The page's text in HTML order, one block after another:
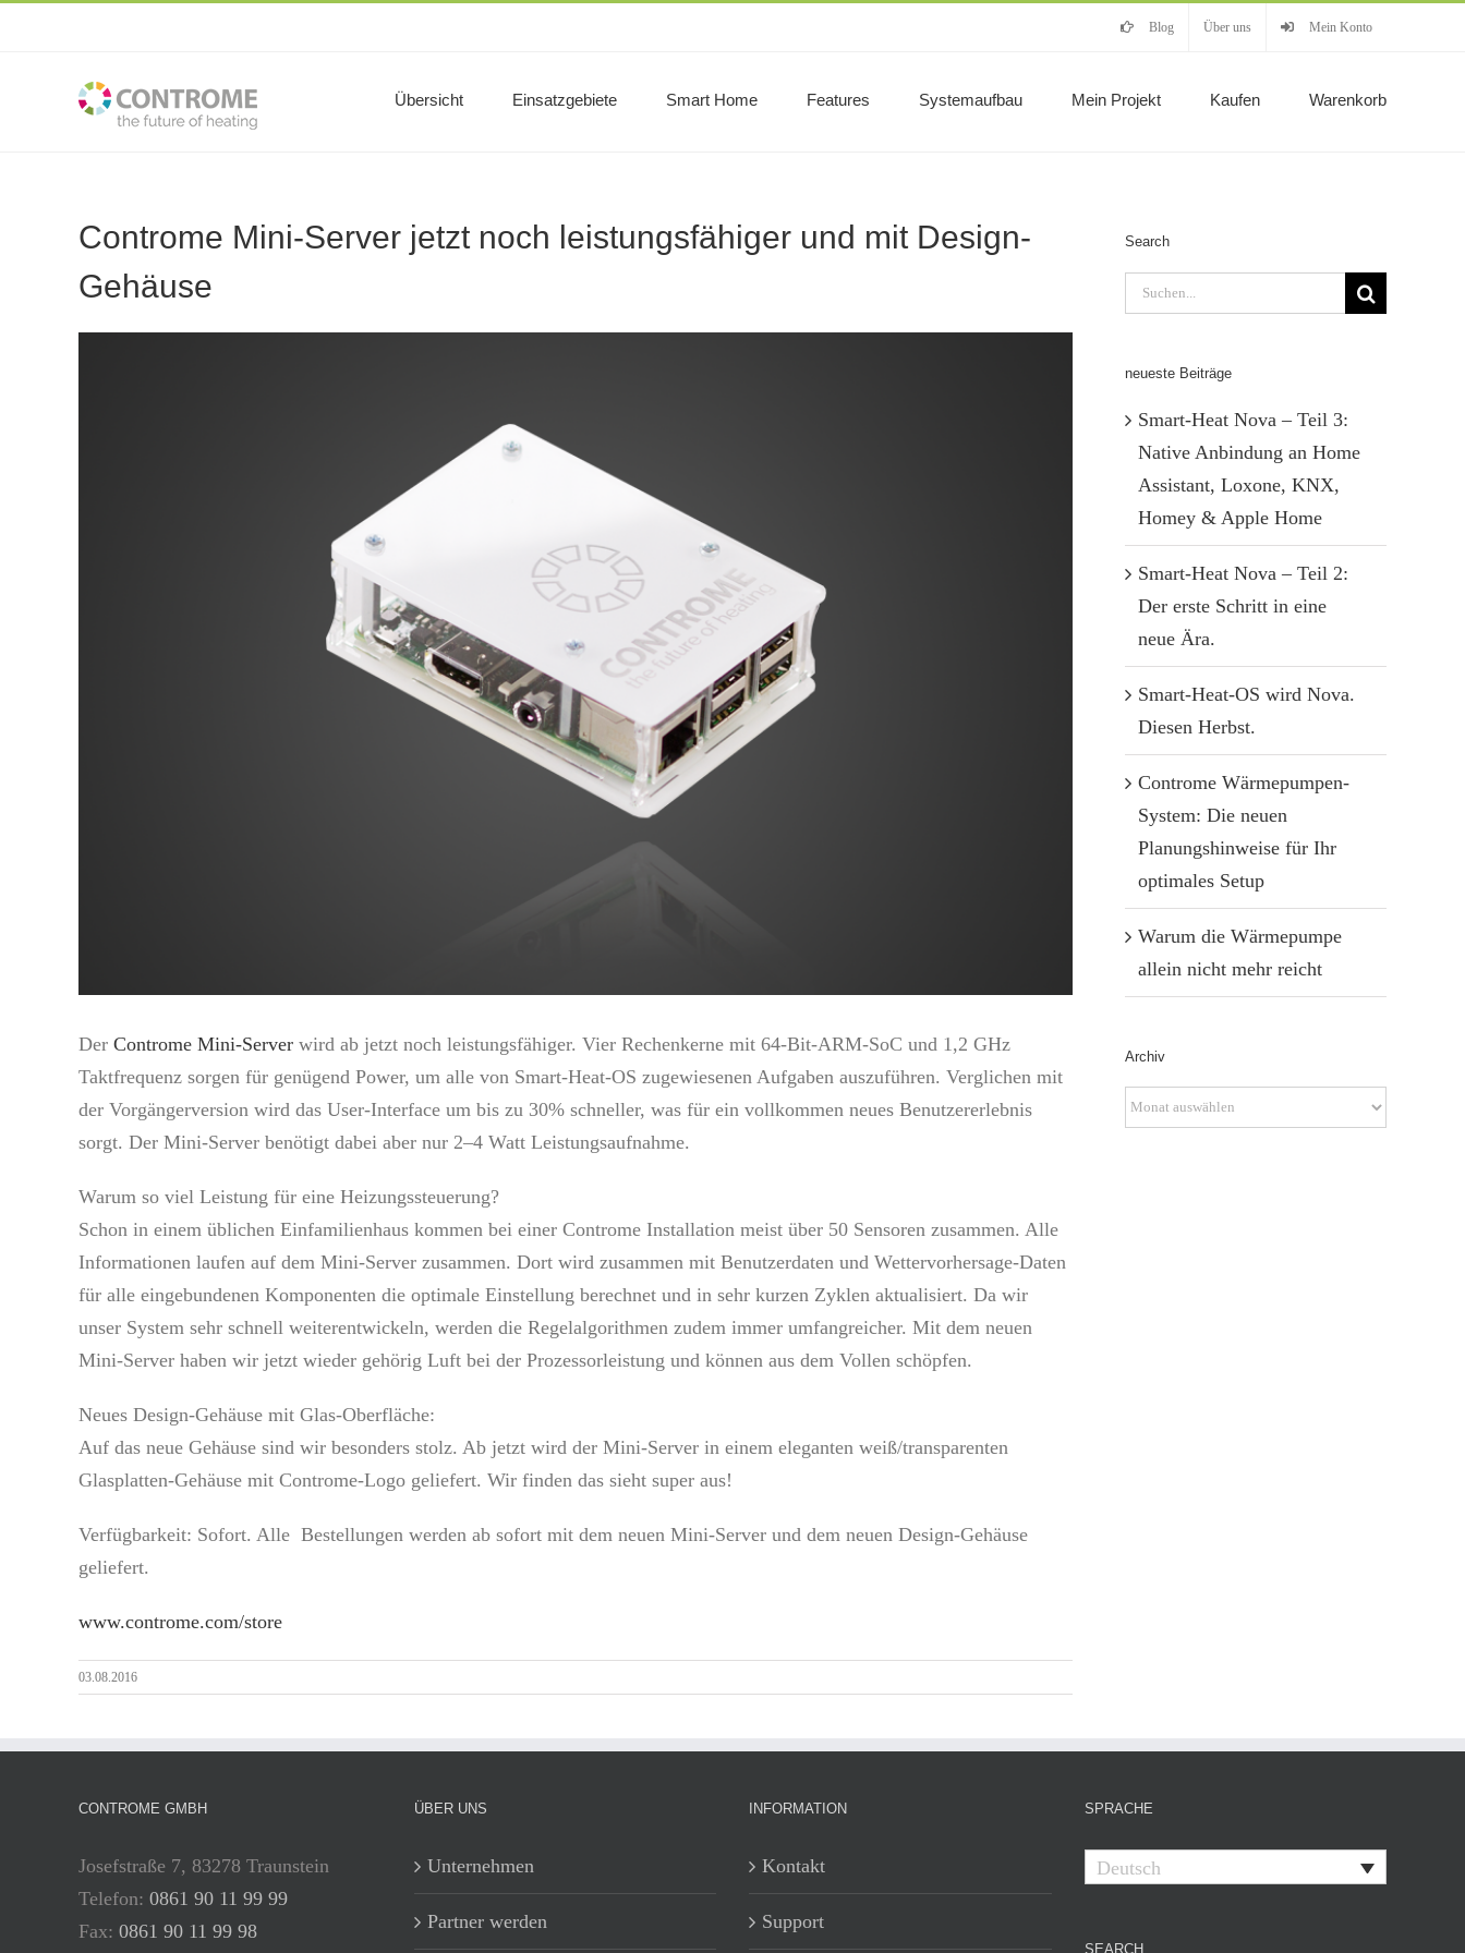
Blog Über uns Mein Konto
Übersicht Einsatzgebiete Smart Home Features Systemaufbau Mein Projekt Kaufen Warenkorb
Controme Mini-Server jetzt noch leistungsfähiger und mit Design-
Gehäuse
Der Controme Mini-Server wird ab jetzt noch leistungsfähiger. Vier Rechenkerne mit 64-Bit-ARM-SoC und 1,2 GHz
Taktfrequenz sorgen für genügend Power, um alle von Smart-Heat-OS zugewiesenen Aufgaben auszuführen. Verglichen mit
der Vorgängerversion wird das User-Interface um bis zu 30% schneller, was für ein vollkommen neues Benutzererlebnis
sorgt. Der Mini-Server benötigt dabei aber nur 2–4 Watt Leistungsaufnahme.
Warum so viel Leistung für eine Heizungssteuerung?
Schon in einem üblichen Einfamilienhaus kommen bei einer Controme Installation meist über 50 Sensoren zusammen. Alle
Informationen laufen auf dem Mini-Server zusammen. Dort wird zusammen mit Benutzerdaten und Wettervorhersage-Daten
für alle eingebundenen Komponenten die optimale Einstellung berechnet und in sehr kurzen Zyklen aktualisiert. Da wir
unser System sehr schnell weiterentwickeln, werden die Regelalgorithmen zudem immer umfangreicher. Mit dem neuen
Mini-Server haben wir jetzt wieder gehörig Luft bei der Prozessorleistung und können aus dem Vollen schöpfen.
Neues Design-Gehäuse mit Glas-Oberfläche:
Auf das neue Gehäuse sind wir besonders stolz. Ab jetzt wird der Mini-Server in einem eleganten weiß/transparenten
Glasplatten-Gehäuse mit Controme-Logo geliefert. Wir finden das sieht super aus!
Verfügbarkeit: Sofort. Alle Bestellungen werden ab sofort mit dem neuen Mini-Server und dem neuen Design-Gehäuse
geliefert.
www.controme.com/store
03.08.2016
Search
Suche
nach:
neueste Beiträge
Smart-Heat Nova – Teil 3:
Native Anbindung an Home
Assistant, Loxone, KNX,
Homey & Apple Home
Smart-Heat Nova – Teil 2:
Der erste Schritt in eine
neue Ära.
Smart-Heat-OS wird Nova.
Diesen Herbst.
Controme Wärmepumpen-
System: Die neuen
Planungshinweise für Ihr
optimales Setup
Warum die Wärmepumpe
allein nicht mehr reicht
Archiv
Archiv
CONTROME GMBH
Josefstraße 7, 83278 Traunstein
Telefon: 0861 90 11 99 99
Fax: 0861 90 11 99 98
ÜBER UNS
Unternehmen
Partner werden
INFORMATION
Kontakt
Support
SPRACHE
Deutsch
SEARCH